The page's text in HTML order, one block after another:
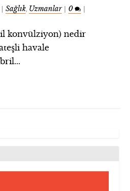
|Sağlık, Uzmanlar| 0 |
konvülziyon) nedir
havale